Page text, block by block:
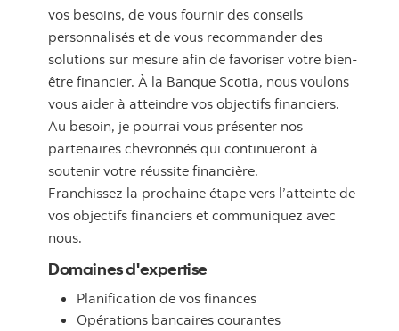
vos besoins, de vous fournir des conseils
personnalisés et de vous recommander des
solutions sur mesure afin de favoriser votre bien-
être financier. À la Banque Scotia, nous voulons
vous aider à atteindre vos objectifs financiers.
Au besoin, je pourrai vous présenter nos
partenaires chevronnés qui continueront à
soutenir votre réussite financière.
Franchissez la prochaine étape vers l’atteinte de
vos objectifs financiers et communiquez avec
nous.
Domaines d'expertise
Planification de vos finances
Opérations bancaires courantes